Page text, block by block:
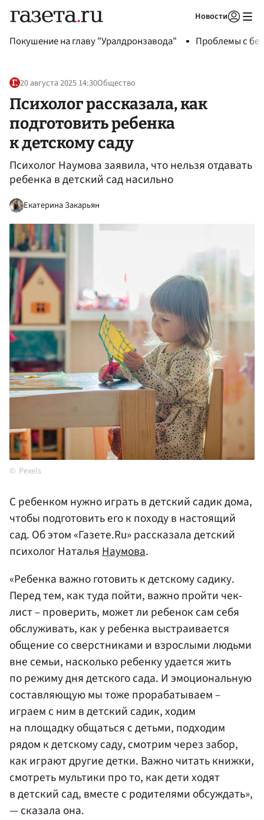
Новости
Покушение на главу "Уралдронзавода" Проблемы с
20 августа 2025 14:30Общество
Психолог рассказала, как
подготовить ребенка
к детскому саду
Психолог Наумова заявила, что нельзя отдавать
ребенка в детский сад насильно
Екатерина Закарьян
Pexels
С ребенком нужно играть в детский садик дома,
чтобы подготовить его к походу в настоящий
сад. Об этом «Газете.Ru» рассказала детский
психолог НатальяНаумова.
«Ребенка важно готовить к детскому садику.
Перед тем, как туда пойти, важно пройти чек-
лист – проверить, может ли ребенок сам себя
обслуживать, как у ребенка выстраивается
общение со сверстниками и взрослыми людьми
вне семьи, насколько ребенку удается жить
по режиму дня детского сада. И эмоциональную
составляющую мы тоже прорабатываем –
играем с ним в детский садик, ходим
на площадку общаться с детьми, подходим
рядом к детскому саду, смотрим через забор,
как играют другие детки. Важно читать книжки,
смотреть мультики про то, как дети ходят
в детский сад, вместе с родителями обсуждать»,
— сказала она.